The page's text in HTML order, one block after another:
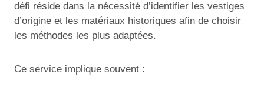
défi réside dans la nécessité d’identifier les vestiges
d’origine et les matériaux historiques afin de choisir
les méthodes les plus adaptées.
Ce service implique souvent :